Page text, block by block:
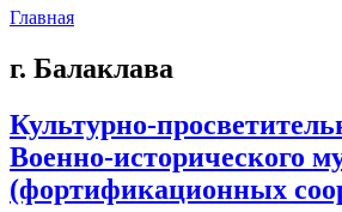
Главная
г. Балаклава
Культурно-
Военно-исторического
(фортификационных